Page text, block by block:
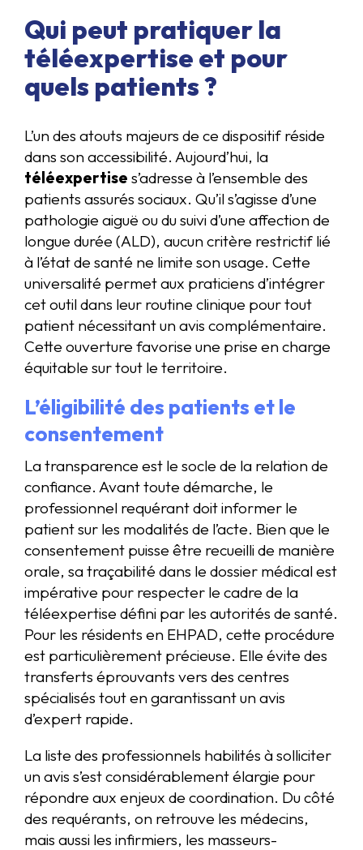
Qui peut pratiquer la
téléexpertise et pour
quels patients ?
L’un des atouts majeurs de ce dispositif réside
dans son accessibilité. Aujourd’hui, la
téléexpertise s’adresse à l’ensemble des
patients assurés sociaux. Qu’il s’agisse d’une
pathologie aiguë ou du suivi d’une affection de
longue durée (ALD), aucun critère restrictif lié
à l’état de santé ne limite son usage. Cette
universalité permet aux praticiens d’intégrer
cet outil dans leur routine clinique pour tout
patient nécessitant un avis complémentaire.
Cette ouverture favorise une prise en charge
équitable sur tout le territoire.
L’éligibilité des patients et le
consentement
La transparence est le socle de la relation de
confiance. Avant toute démarche, le
professionnel requérant doit informer le
patient sur les modalités de l’acte. Bien que le
consentement puisse être recueilli de manière
orale, sa traçabilité dans le dossier médical est
impérative pour respecter le cadre de la
téléexpertise défini par les autorités de santé.
Pour les résidents en EHPAD, cette procédure
est particulièrement précieuse. Elle évite des
transferts éprouvants vers des centres
spécialisés tout en garantissant un avis
d’expert rapide.
La liste des professionnels habilités à solliciter
un avis s’est considérablement élargie pour
répondre aux enjeux de coordination. Du côté
des requérants, on retrouve les médecins,
mais aussi les infirmiers, les masseurs-